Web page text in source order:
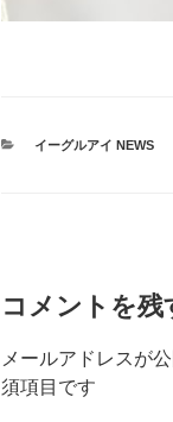
カ
イーグルアイ NEWS
コメントを残
メールアドレスが
須項目です